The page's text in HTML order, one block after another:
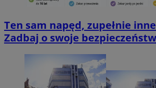
Ten sam napęd, zupełnie
Zadbaj o swoje